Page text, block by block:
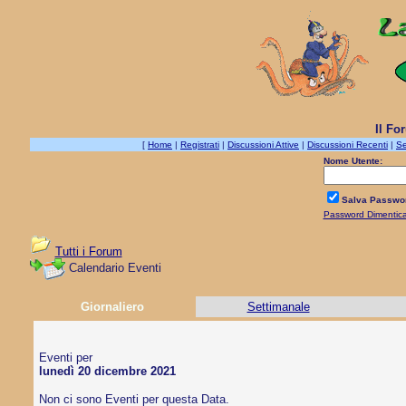
Il
[ Home | Registrati | Discussioni Attive | Discussioni Recenti |
Nome Utente:
Salva
Password
Tutti i Forum
Calendario Eventi
Giornaliero Settimanale
Eventi per
lunedì 20 dicembre 2021
Non ci sono Eventi per questa Data.